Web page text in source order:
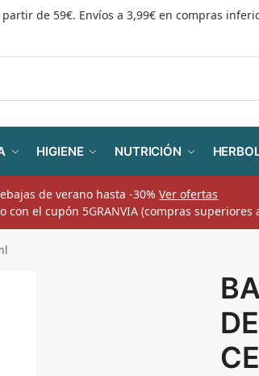
de 59€. Envíos a 3,99€ en compras
HIGIENE NUTRICIÓN
de verano hasta -30%Ver ofertas
con el cupón 5GRANVIA (compras superiores